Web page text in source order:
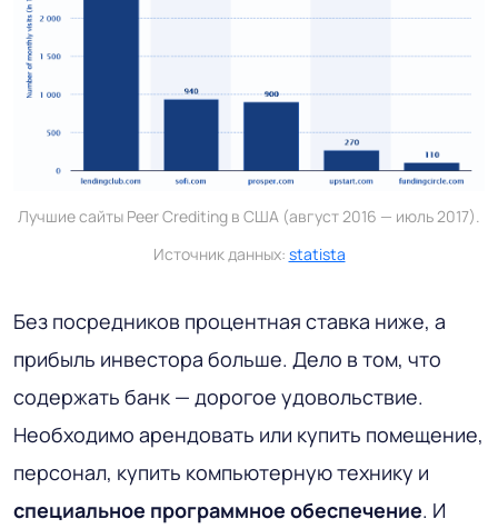
Лучшие сайты Peer Crediting в США (август 2016 — июль 2017).
Источник данных: statista
Без посредников процентная ставка ниже, а
прибыль инвестора больше. Дело в том, что
содержать банк — дорогое удовольствие.
Необходимо арендовать или купить помещение,
персонал, купить компьютерную технику и
специальное программное обеспечение. И